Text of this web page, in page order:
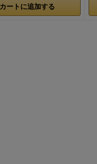
ートに追加する